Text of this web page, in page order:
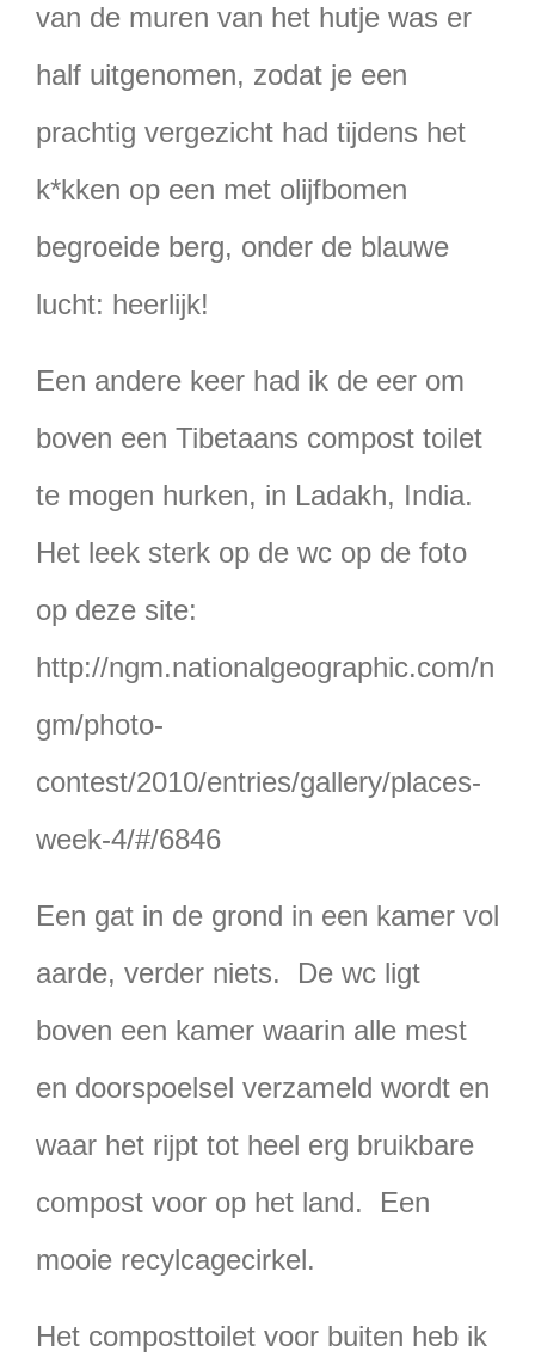
van de muren van het hutje was er
half uitgenomen, zodat je een
prachtig vergezicht had tijdens het
k*kken op een met olijfbomen
begroeide berg, onder de blauwe
lucht: heerlijk!
Een andere keer had ik de eer om
boven een Tibetaans compost toilet
te mogen hurken, in Ladakh, India.
Het leek sterk op de wc op de foto
op deze site:
http://ngm.nationalgeographic.com/n
gm/photo-
contest/2010/entries/gallery/places-
week-4/#/6846
Een gat in de grond in een kamer vol
aarde, verder niets. De wc ligt
boven een kamer waarin alle mest
en doorspoelsel verzameld wordt en
waar het rijpt tot heel erg bruikbare
compost voor op het land. Een
mooie recylcagecirkel.
Het composttoilet voor buiten heb ik